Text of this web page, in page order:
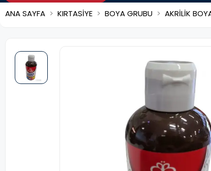
ANA SAYFA KIRTASİYE BOYA GRUBU AKRİLİK